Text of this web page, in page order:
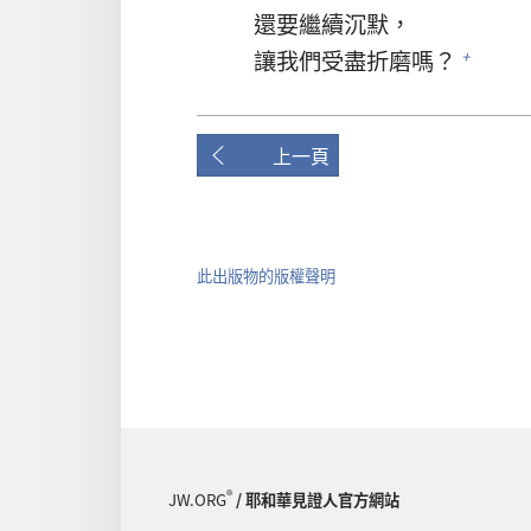
還要繼續沉默，
讓我們受盡折磨嗎？ +
上一頁
此出版物的版權聲明
JW.ORG®/ 耶和華見證人官方網站